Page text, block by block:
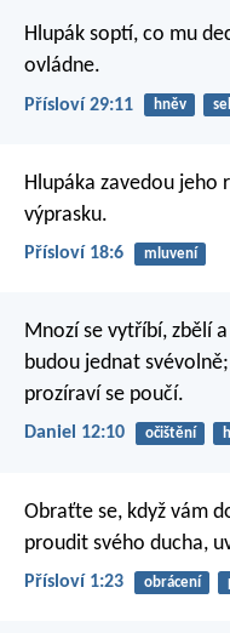
Hlupák soptí, co mu
ovládne.
Přísloví 29:11 hněv
Hlupáka zavedou jeho
výprasku.
Přísloví 18:6 mluvení
Mnozí se vytříbí, zbělí
budou jednat
prozíraví se poučí.
Daniel 12:10 očištění
Obraťte se, když vám
proudit svého ducha,
Přísloví 1:23 obrácení